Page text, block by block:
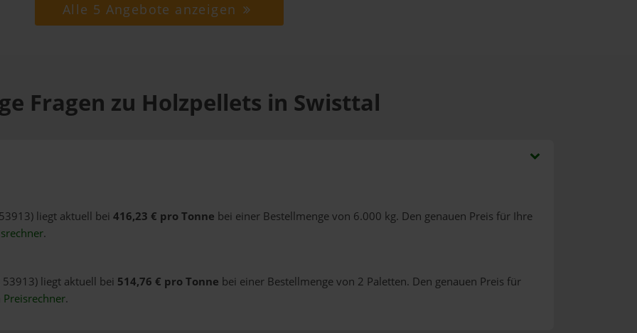
Alle 5 Angebote anzeigen
Fragen zu Holzpellets in Swisttal
liegt aktuell bei 416,23 € pro Tonne bei einer Bestellmenge von 6.000 kg. Den genauen Preis für Ihre
.
53913) liegt aktuell bei 514,76 € pro Tonne bei einer Bestellmenge von 2 Paletten. Den genauen Preis für
Preisrechner.